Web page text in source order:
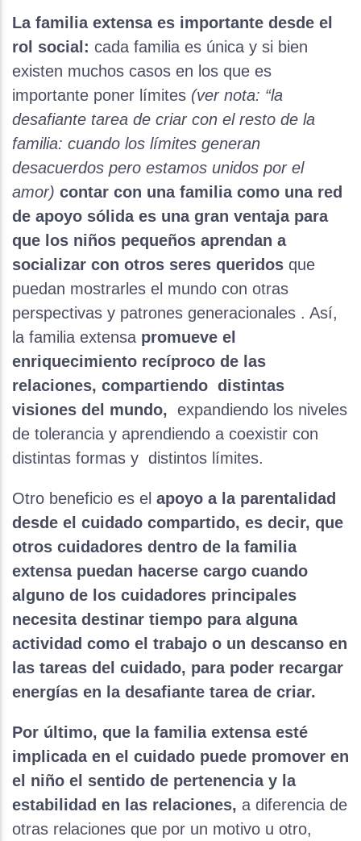
La familia extensa es importante desde el
rol social: cada familia es única y si bien
existen muchos casos en los que es
importante poner límites (ver nota: “la
desafiante tarea de criar con el resto de la
familia: cuando los límites generan
desacuerdos pero estamos unidos por el
amor) contar con una familia como una red
de apoyo sólida es una gran ventaja para
que los niños pequeños aprendan a
socializar con otros seres queridos que
puedan mostrarles el mundo con otras
perspectivas y patrones generacionales . Así,
la familia extensa promueve el
enriquecimiento recíproco de las
relaciones, compartiendo distintas
visiones del mundo, expandiendo los niveles
de tolerancia y aprendiendo a coexistir con
distintas formas y distintos límites.
Otro beneficio es el apoyo a la parentalidad
desde el cuidado compartido, es decir, que
otros cuidadores dentro de la familia
extensa puedan hacerse cargo cuando
alguno de los cuidadores principales
necesita destinar tiempo para alguna
actividad como el trabajo o un descanso en
las tareas del cuidado, para poder recargar
energías en la desafiante tarea de criar.
Por último, que la familia extensa esté
implicada en el cuidado puede promover en
el niño el sentido de pertenencia y la
estabilidad en las relaciones, a diferencia de
otras relaciones que por un motivo u otro,